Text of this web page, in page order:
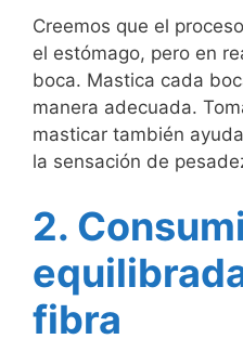
Creemos que el
el estómago, pero en
boca. Mastica cada
manera adecuada.
masticar también
la sensación de
2.
fibra